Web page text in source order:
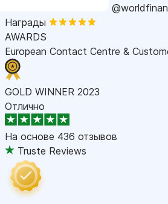
Награды
AWARDS
European Contact Centre &
GOLD WINNER 2023
Отлично
На основе 436 отзывов
Truste Reviews